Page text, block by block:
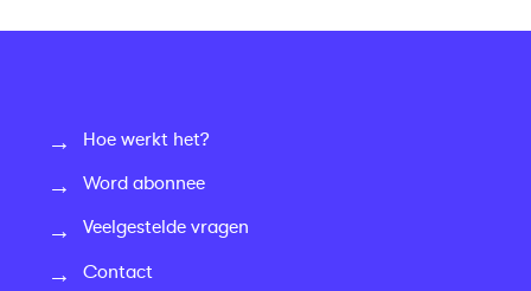
Hoe werkt het?
Word abonnee
Veelgestelde vragen
Contact